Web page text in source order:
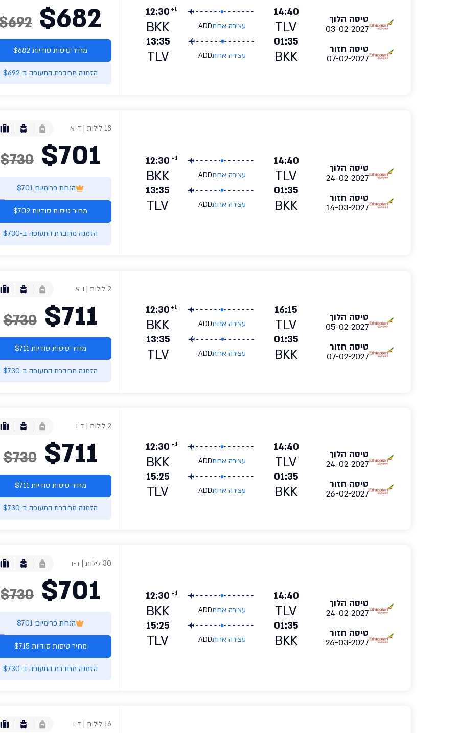
טיסה הלוך
03-02-2027
14:40
TLV עצירה אחתADD
12:30 +1
BKK
טיסה חזור
07-02-2027
01:35
BKK עצירה אחתADD
13:35
TLV
$682
מחיר טיסות סודיות $682
הזמנה מחברת התעופה ב-$692
טיסה הלוך
24-02-2027
14:40
TLV עצירה אחתADD
12:30 +1
BKK
טיסה חזור
14-03-2027
01:35
BKK עצירה אחתADD
13:35
TLV
$701
$730
18 לילות | ד-א
הנחת פרימיום $701
מחיר טיסות סודיות $709
הזמנה מחברת התעופה ב-$730
טיסה הלוך
05-02-2027
16:15
TLV עצירה אחתADD
12:30 +1
BKK
טיסה חזור
07-02-2027
01:35
BKK עצירה אחתADD
13:35
TLV
$711
$730
2 לילות | ו-א
מחיר טיסות סודיות $711
הזמנה מחברת התעופה ב-$730
טיסה הלוך
24-02-2027
14:40
TLV עצירה אחתADD
12:30 +1
BKK
טיסה חזור
26-02-2027
01:35
BKK עצירה אחתADD
15:25
TLV
$711
$730
2 לילות | ד-ו
מחיר טיסות סודיות $711
הזמנה מחברת התעופה ב-$730
טיסה הלוך
24-02-2027
14:40
TLV עצירה אחתADD
12:30 +1
BKK
טיסה חזור
26-03-2027
01:35
BKK עצירה אחתADD
15:25
TLV
$701
$730
30 לילות | ד-ו
הנחת פרימיום $701
מחיר טיסות סודיות $715
הזמנה מחברת התעופה ב-$730
16 לילות | ד-ו